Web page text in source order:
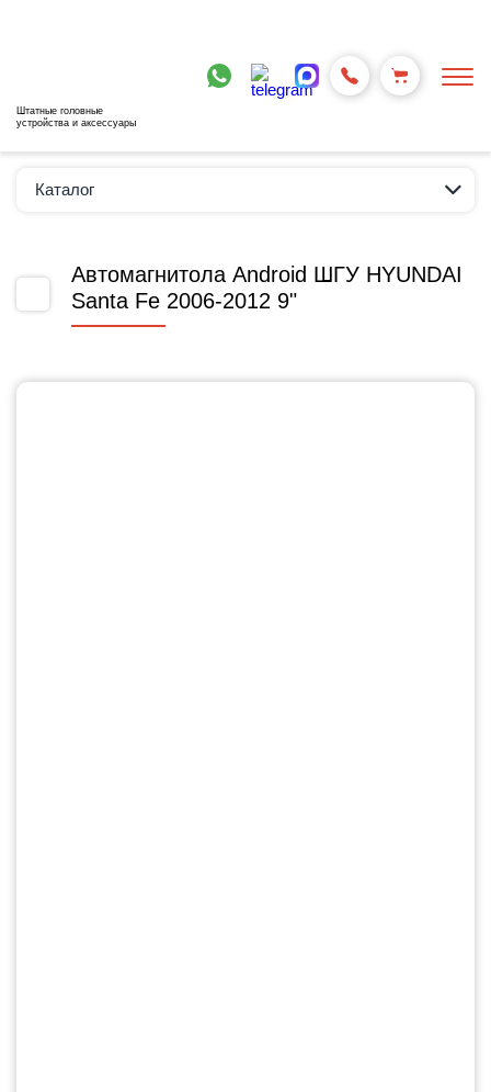
Штатные головные
устройства и аксессуары
Каталог
Автомагнитола Android ШГУ HYUNDAI
Santa Fe 2006-2012 9"